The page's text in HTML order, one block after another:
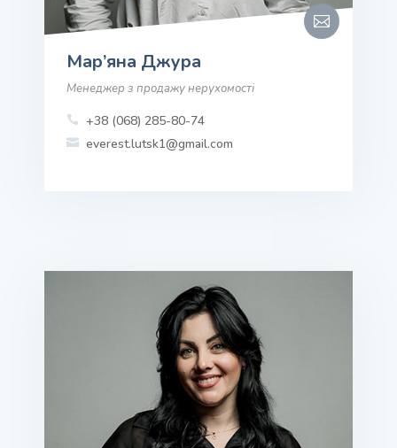

Мар’яна Джура
Менеджер з продажу нерухомості
 +38 (068) 285-80-74
 everest.lutsk1@gmail.com